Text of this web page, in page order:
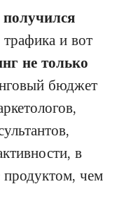
получился
трафика и вот
не только
бюджет
в
продуктом, чем